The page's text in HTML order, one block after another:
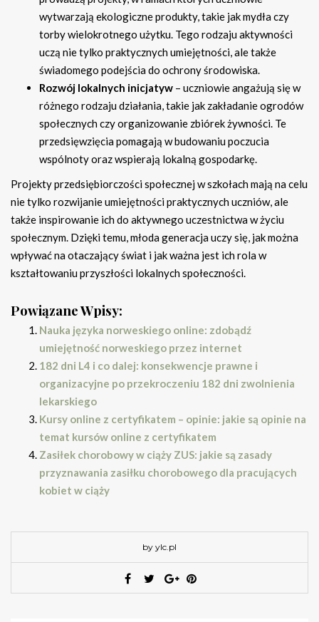
wytwarzają ekologiczne produkty, takie jak mydła czy
torby wielokrotnego użytku. Tego rodzaju aktywności
uczą nie tylko praktycznych umiejętności, ale także
świadomego podejścia do ochrony środowiska.
Rozwój lokalnych inicjatyw – uczniowie angażują się w
różnego rodzaju działania, takie jak zakładanie ogrodów
społecznych czy organizowanie zbiórek żywności. Te
przedsięwzięcia pomagają w budowaniu poczucia
wspólnoty oraz wspierają lokalną gospodarkę.
Projekty przedsiębiorczości społecznej w szkołach mają na celu
nie tylko rozwijanie umiejętności praktycznych uczniów, ale
także inspirowanie ich do aktywnego uczestnictwa w życiu
społecznym. Dzięki temu, młoda generacja uczy się, jak można
wpływać na otaczający świat i jak ważna jest ich rola w
kształtowaniu przyszłości lokalnych społeczności.
Powiązane Wpisy:
Nauka języka norweskiego online: zdobądź
umiejętność norweskiego przez internet
182 dni L4 i co dalej: konsekwencje prawne i
organizacyjne po przekroczeniu 182 dni zwolnienia
lekarskiego
Kursy online z certyfikatem – opinie: jakie są opinie na
temat kursów online z certyfikatem
Zasiłek chorobowy w ciąży ZUS: jakie są zasady
przyznawania zasiłku chorobowego dla pracujących
kobiet w ciąży
by ylc.pl